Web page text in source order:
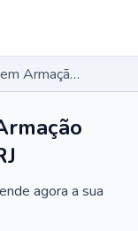
Pneumologista em Armação dos Búzios - RJ
agora a sua